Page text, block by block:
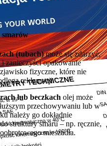
(tubach)może się zdarzyć,
zanieczyści opakowanie
fizyczne, które nie
reklamacji.
lub beczkach olej może
przechowywaniu lub w
należy go dokładnie
struktury smaru – np. ręcznie,
mieszadła.